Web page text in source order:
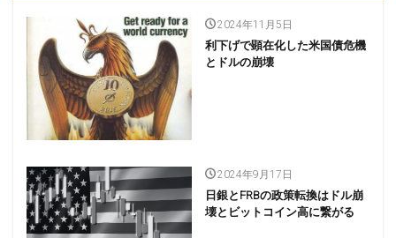
2024年11月5日
利下げで顕在化した米国債危機
とドルの崩壊
2024年9月17日
日銀とFRBの政策転換はドル崩
壊とビットコイン高に繋がる